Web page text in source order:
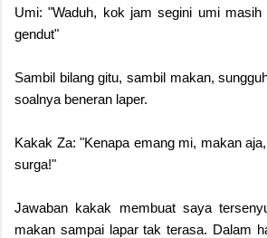
Umi: "Waduh, kok jam segini umi
gendut"
Sambil bilang gitu, sambil makan,
soalnya beneran laper.
Kakak Za: "Kenapa emang mi, makan
surga!"
Jawaban kakak membuat saya
makan sampai lapar tak terasa. Dalam